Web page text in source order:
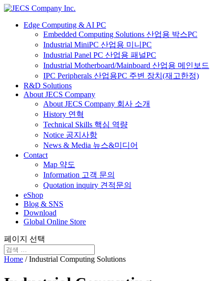
Edge Computing & AI PC
Embedded Computing Solutions 산업용 박스PC
Industrial MiniPC 산업용 미니PC
Industrial Panel PC 산업용 패널PC
Industrial Motherboard/Mainboard 산업용 메인보드
IPC Peripherals 산업용PC 주변 장치(재고한정)
R&D Solutions
About JECS Company
About JECS Company 회사 소개
History 연혁
Technical Skills 핵심 역량
Notice 공지사항
News & Media 뉴스&미디어
Contact
Map 약도
Information 고객 문의
Quotation inquiry 견적문의
eShop
Blog & SNS
Download
Global Online Store
페이지 선택
Home / Industrial Computing Solutions